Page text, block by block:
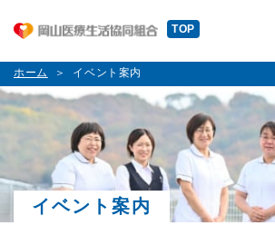
TOP
ホーム イベント案内
イベント案内